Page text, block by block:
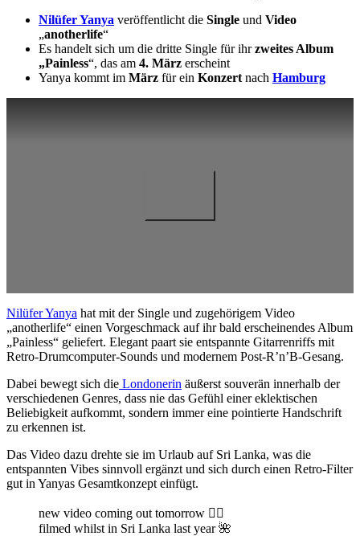
Nilüfer Yanya veröffentlicht die Single und Video
„anotherlife“
Es handelt sich um die dritte Single für ihrzweites Album
„Painless“, das am 4. März erscheint
Yanya kommt im März für ein Konzert nach Hamburg
Nilüfer Yanya hat mit der Single und zugehörigem Video
„anotherlife“ einen Vorgeschmack auf ihr bald erscheinendes Album
„Painless“ geliefert. Elegant paart sie entspannte Gitarrenriffs mit
Retro-Drumcomputer-Sounds und modernem Post-R’n’B-Gesang.
Dabei bewegt sich die Londonerin äußerst souverän innerhalb der
verschiedenen Genres, dass nie das Gefühl einer eklektischen
Beliebigkeit aufkommt, sondern immer eine pointierte Handschrift
zu erkennen ist.
Das Video dazu drehte sie im Urlaub auf Sri Lanka, was die
entspannten Vibes sinnvoll ergänzt und sich durch einen Retro-Filter
gut in Yanyas Gesamtkonzept einfügt.
new video coming out tomorrow ❤️‍🔥
filmed whilst in Sri Lanka last year 🌺